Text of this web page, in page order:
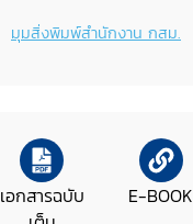
มุมสิ่งพิมพ์สำนักงาน กสม.
เอกสารฉบับ
E-BOOK